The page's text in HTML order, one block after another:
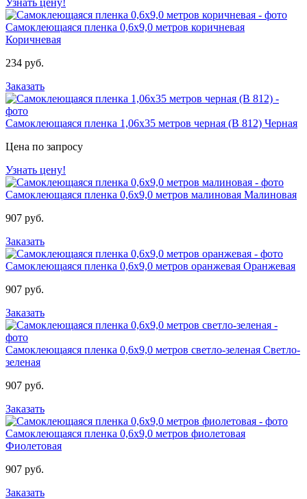
Самоклеющаяся пленка 0,6х9,0 метров коричневая
Коричневая
234 руб.
Заказать
Самоклеющаяся пленка 1,06х35 метров черная (B 812) Черная
Цена по запросу
Узнать цену!
Самоклеющаяся пленка 0,6х9,0 метров малиновая Малиновая
907 руб.
Заказать
Самоклеющаяся пленка 0,6х9,0 метров оранжевая Оранжевая
907 руб.
Заказать
Самоклеющаяся пленка 0,6х9,0 метров светло-зеленая Светло-
зеленая
907 руб.
Заказать
Самоклеющаяся пленка 0,6х9,0 метров фиолетовая
Фиолетовая
907 руб.
Заказать